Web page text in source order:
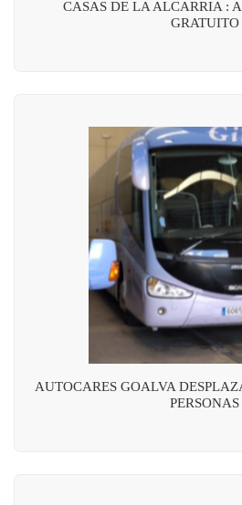
CASAS DE LA ALCARRIA :
GRATUITO
AUTOCARES GOALVA
PERSONAS